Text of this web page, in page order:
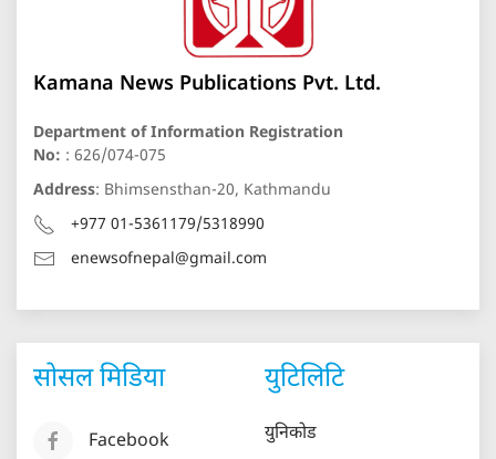
Kamana News Publications Pvt. Ltd.
Department of Information Registration
No: : 626/074-075
Address: Bhimsensthan-20, Kathmandu
+977 01-5361179/5318990
enewsofnepal@gmail.com
सोसल मिडिया
Facebook
युटिलिटि
युनिकोड